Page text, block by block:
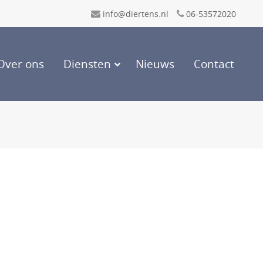
info@diertens.nl 06-53572020
ons Diensten Nieuws Contact